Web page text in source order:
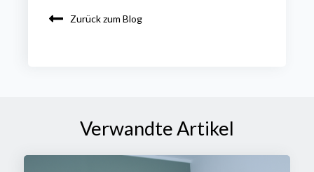
Zurück zum Blog
Verwandte Artikel